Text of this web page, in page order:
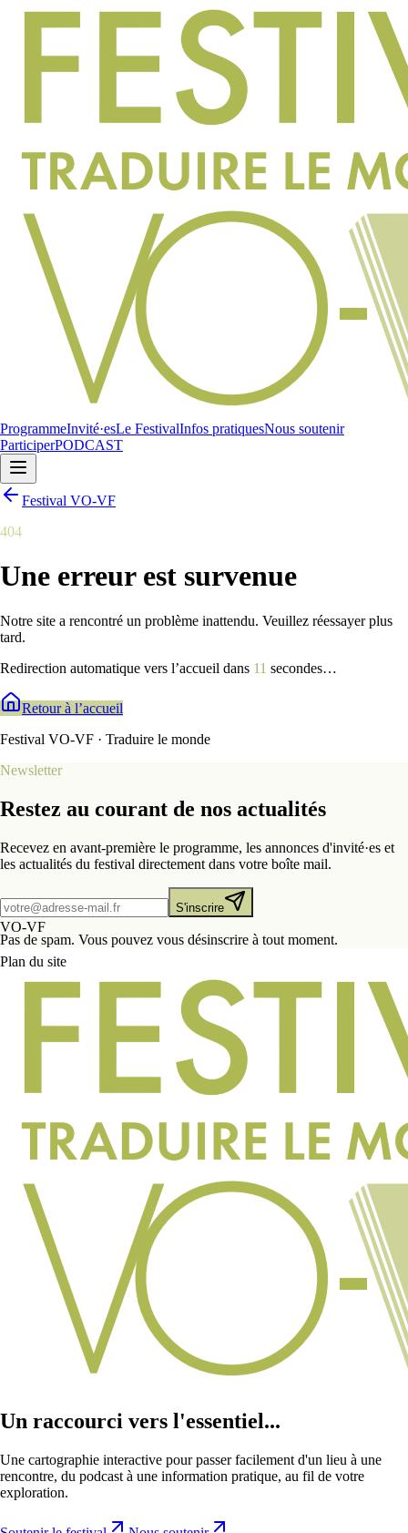
ProgrammeInvité·esLe FestivalInfos pratiquesNous soutenir
ParticiperPODCAST
Festival VO-VF
404
Une erreur est survenue
Notre site a rencontré un problème inattendu. Veuillez réessayer plus
tard.
Redirection automatique vers l’accueil dans 9 secondes…
Retour à l’accueil
Festival VO-VF · Traduire le monde
Newsletter
Restez au courant de nos actualités
Recevez en avant-première le programme, les annonces d'invité·es et
les actualités du festival directement dans votre boîte mail.
S'inscrire
Pas de spam. Vous pouvez vous désinscrire à tout moment.
VO-VF
Plan du site
Un raccourci vers l'essentiel...
Une cartographie interactive pour passer facilement d'un lieu à une
rencontre, du podcast à une information pratique, au fil de votre
exploration.